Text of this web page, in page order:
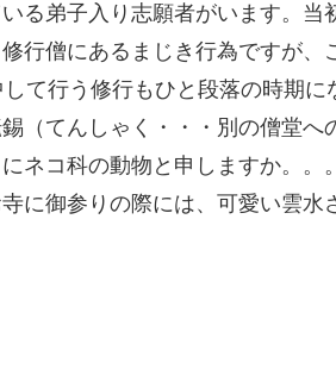
る弟子入り志願者がいます。
行僧にあるまじき行為ですが
て行う修行もひと段落の時期
（てんしゃく・・・別の僧堂
ネコ科の動物と申しますか。
に御参りの際には、可愛い雲